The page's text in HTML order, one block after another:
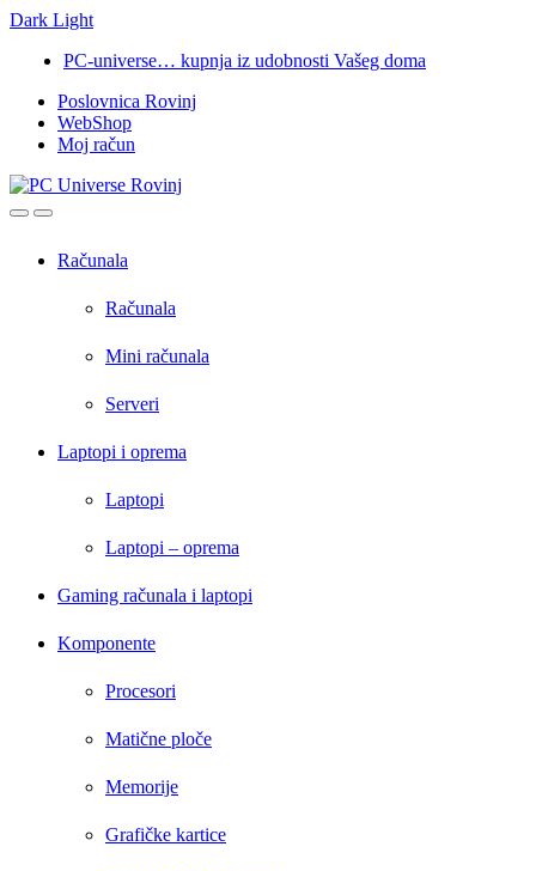
Dark Light
navigation
content
PC-universe… kupnja iz udobnosti Vašeg doma
Poslovnica Rovinj
WebShop
Moj račun
OpenClose
Računala
Računala
Mini računala
Serveri
Laptopi i oprema
Laptopi
Laptopi – oprema
Gaming računala i laptopi
Komponente
Procesori
Matične ploče
Memorije
Grafičke kartice